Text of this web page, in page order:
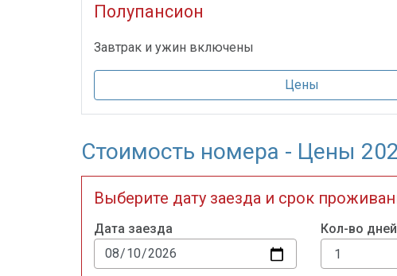
Полупансион
Завтрак и ужин включены
Цены
Стоимость номера - Цены
Выберите дату заезда и срок
Дата заезда Кол-во дней